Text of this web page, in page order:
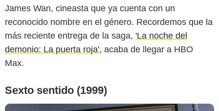
James Wan, cineasta que ya cuenta con un
reconocido nombre en el género. Recordemos que la
más reciente entrega de la saga, 'La noche del
demonio: La puerta roja', acaba de llegar a HBO
Max.
Sexto sentido (1999)